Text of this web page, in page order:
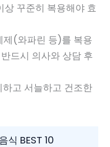
상 꾸준히 복용해야 효
제(와파린 등)를 복용
드시 의사와 상담 후
하고 서늘하고 건조한
식 BEST 10